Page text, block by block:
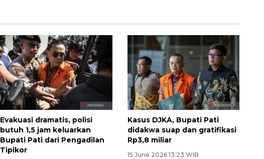
Evakuasi dramatis, polisi
butuh 1,5 jam keluarkan
Bupati Pati dari Pengadilan
Tipikor
Kasus DJKA, Bupati Pati
didakwa suap dan gratifikasi
Rp3,8 miliar
15 June 2026 13:23 WIB